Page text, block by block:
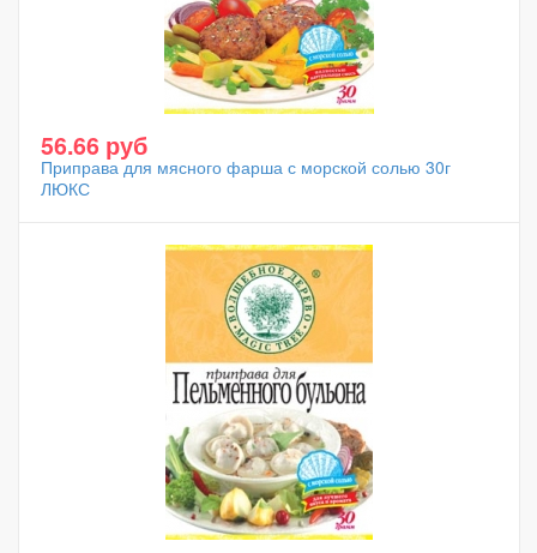
56.66 руб
Приправа для мясного фарша с морской солью 30г
ЛЮКС